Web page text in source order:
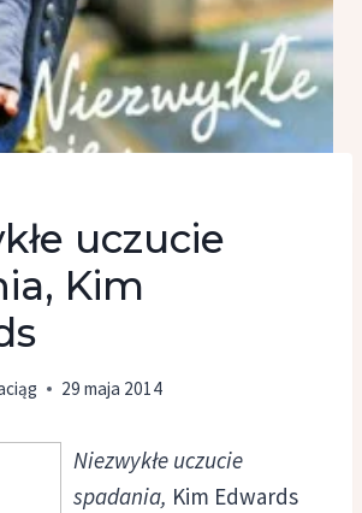
uczucie
Kim
29 maja 2014
Niezwykłe uczucie
spadania, Kim Edwards